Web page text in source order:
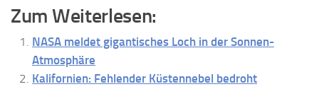
Zum Weiterlesen:
NASA meldet gigantisches Loch in der Sonnen-
Atmosphäre
Kalifornien: Fehlender Küstennebel bedroht